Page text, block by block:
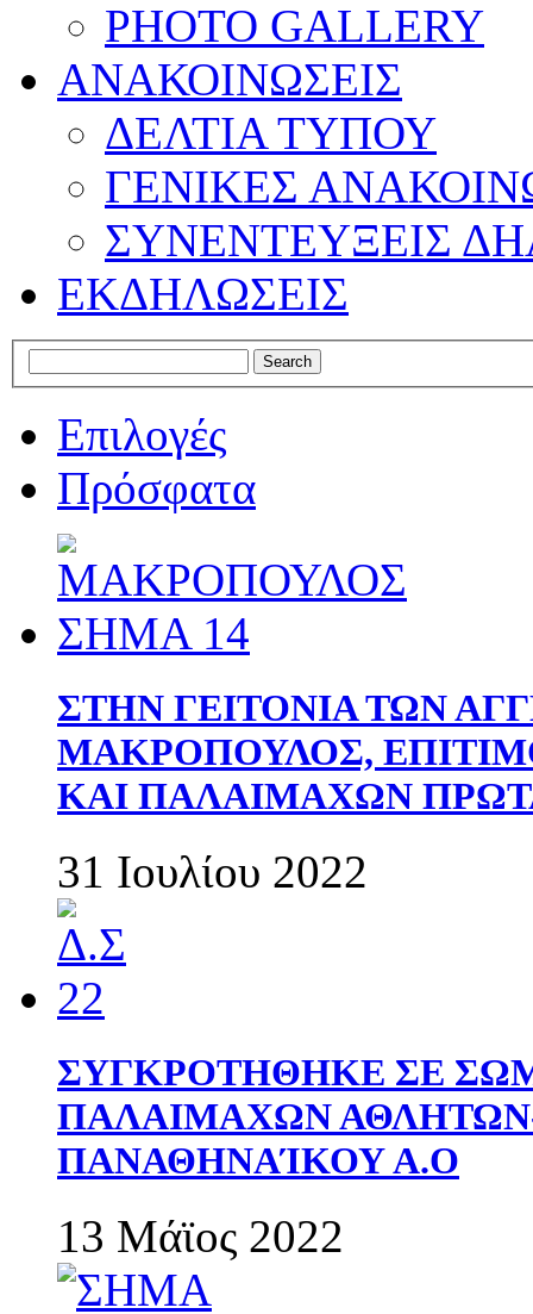
PHOTO GALLERY
ΑΝΑΚΟΙΝΩΣΕΙΣ
ΔΕΛΤΙΑ ΤΥΠΟΥ
ΓΕΝΙΚΕΣ
ΣΥΝΕΝΤΕΥΞΕΙΣ
ΕΚΔΗΛΩΣΕΙΣ
Επιλογές
Πρόσφατα
ΣΤΗΝ ΓΕΙΤΟΝΙΑ ΤΩΝ
ΜΑΚΡΟΠΟΥΛΟΣ,
ΚΑΙ ΠΑΛΑΙΜΑΧΩΝ
31 Ιουλίου 2022
ΣΥΓΚΡΟΤΗΘΗΚΕ ΣΕ
ΠΑΛΑΙΜΑΧΩΝ
ΠΑΝΑΘΗΝΑΊΚΟΥ Α.Ο
13 Μάϊος 2022